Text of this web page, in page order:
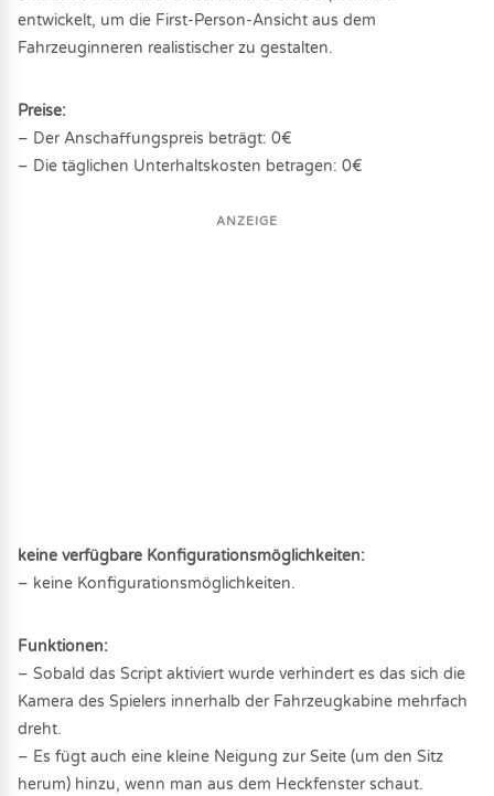
entwickelt, um die First-Person-Ansicht aus dem
Fahrzeuginneren realistischer zu gestalten.
Preise:
– Der Anschaffungspreis beträgt: 0€
– Die täglichen Unterhaltskosten betragen: 0€
ANZEIGE
keine verfügbare Konfigurationsmöglichkeiten:
– keine Konfigurationsmöglichkeiten.
Funktionen:
– Sobald das Script aktiviert wurde verhindert es das sich die
Kamera des Spielers innerhalb der Fahrzeugkabine mehrfach
dreht.
– Es fügt auch eine kleine Neigung zur Seite (um den Sitz
herum) hinzu, wenn man aus dem Heckfenster schaut.